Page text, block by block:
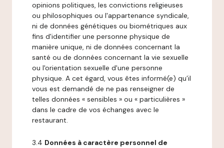
opinions politiques, les convictions religieuses
ou philosophiques ou l'appartenance syndicale,
ni de données génétiques ou biométriques aux
fins d'identifier une personne physique de
manière unique, ni de données concernant la
santé ou de données concernant la vie sexuelle
ou l'orientation sexuelle d'une personne
physique. A cet égard, vous êtes informé(e) qu’il
vous est demandé de ne pas renseigner de
telles données « sensibles » ou « particulières »
dans le cadre de vos échanges avec le
restaurant.
3.4 Données à caractère personnel de